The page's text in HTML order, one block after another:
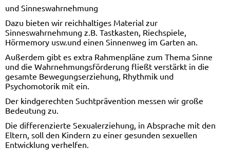
und Sinneswahrnehmung
Dazu bieten wir reichhaltiges Material zur
Sinneswahrnehmung z.B. Tastkasten, Riechspiele,
Hörmemory usw.und einen Sinnenweg im Garten an.
Außerdem gibt es extra Rahmenpläne zum Thema Sinne
und die Wahrnehmungsförderung fließt verstärkt in die
gesamte Bewegungserziehung, Rhythmik und
Psychomotorik mit ein.
Der kindgerechten Suchtprävention messen wir große
Bedeutung zu.
Die differenzierte Sexualerziehung, in Absprache mit den
Eltern, soll den Kindern zu einer gesunden sexuellen
Entwicklung verhelfen.